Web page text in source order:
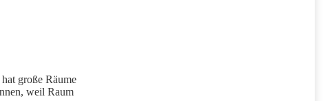
große Räume
weil Raum